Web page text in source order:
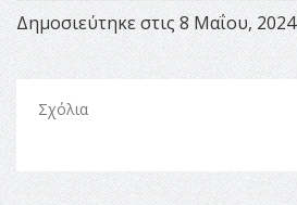
Δημοσιεύτηκε στις 8 Μαΐου, 2024
Σχόλια